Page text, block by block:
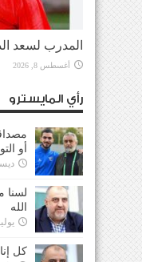
المدرب لسعد
أغسطس 8, 2026
رأي المايسترو
أو
ديسمبر
لسنا
الله
يوليو 6,
كل